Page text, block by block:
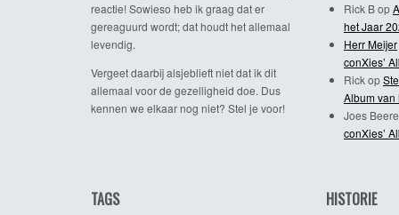
reactie! Sowieso heb ik graag dat er
gereaguurd wordt; dat houdt het allemaal
levendig.
Vergeet daarbij alsjeblieft niet dat ik dit
allemaal voor de gezelligheid doe. Dus
kennen we elkaar nog niet? Stel je voor!
Rick Bop
het Jaar
Herr Meijer
conXies’
Rickop
Album van
Joes
conXies’
TAGS HISTORIE